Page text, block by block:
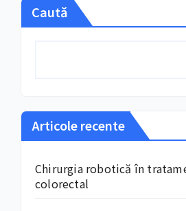
Caută
Articole recente
Chirurgia robotică în
colorectal